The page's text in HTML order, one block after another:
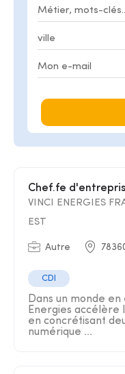
Chef.fe
VINCI ENERGIES
EST
Autre
CDI
Dans un monde
Energies accélère
en concrétisant
numérique ...